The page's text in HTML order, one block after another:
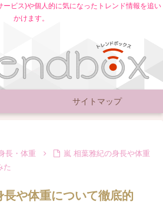
ービス)や個人的に気になったトレンド情報を追い
かけます。
サイトマップ
長・体重
嵐 相葉雅紀の身長や体重
た
長や体重について徹底的